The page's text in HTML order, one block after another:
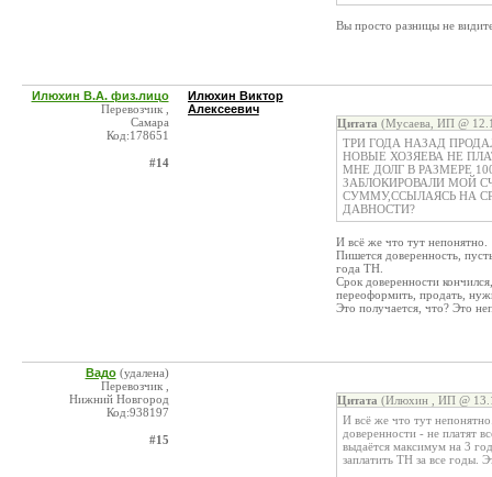
Вы просто разницы не
Илюхин В.А. физ.лицо
Перевозчик ,
Самара
Код:178651
#14
Илюхин Виктор
Алексеевич
Цитата (Мусаева, ИП @
ТРИ ГОДА НАЗАД
НОВЫЕ ХОЗЯЕВА НЕ
МНЕ ДОЛГ В РАЗМЕРЕ
ЗАБЛОКИРОВАЛИ МОЙ
СУММУ,ССЫЛАЯСЬ НА
ДАВНОСТИ?
И всё же что тут непонятно.
Пишется доверенность,
года ТН.
Срок доверенности
переоформить, продать,
Это получается, что? Это
Вадо (удалена)
Перевозчик ,
Нижний Новгород
Код:938197
#15
Цитата (Илюхин , ИП @
И всё же что тут
доверенности - не платят
выдаётся максимум на 3
заплатить ТН за все годы.